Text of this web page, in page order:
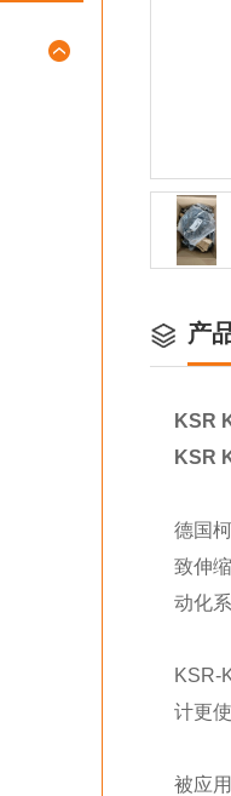
产
KSR
KSR
德国
致伸
动化
KSR-
计更
被应